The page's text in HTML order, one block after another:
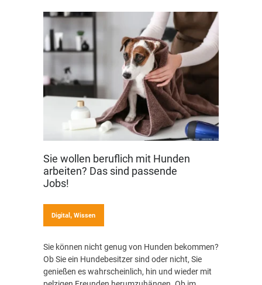
Sie wollen beruflich mit Hunden
arbeiten? Das sind passende
Jobs!
Digital , Wissen
Sie können nicht genug von Hunden bekommen?
Ob Sie ein Hundebesitzer sind oder nicht, Sie
genießen es wahrscheinlich, hin und wieder mit